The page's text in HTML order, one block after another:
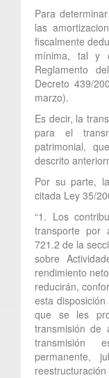
Para
las
fiscalmente
mínima, tal y
Reglamento
Decreto 439/
marzo).
Es decir, la
para el
patrimonial,
descrito
Por su parte,
citada Ley 35/
“1. Los
transporte por
721.2 de la
sobre
rendimiento
reducirán,
esta
que se les
transmisión de
transmisión
permanente,
reestructuración